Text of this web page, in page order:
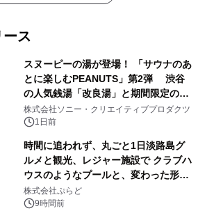
ース
スヌーピーの湯が登場！ 「サウナのあ
とに楽しむPEANUTS」第2弾 渋谷
の人気銭湯「改良湯」と期間限定のコ
ラボレーション サウナイキタイコラ
ボグッズも発売決定！
株式会社ソニー・クリエイティブプロダクツ
1日前
時間に追われず、丸ごと1日淡路島グ
ルメと観光、レジャー施設で クラブハ
ウスのようなプールと、変わった形の
サウナも 「THE BOXY AWAJI」のお
得な素泊まり連泊プランで
株式会社ぷらど
9時間前